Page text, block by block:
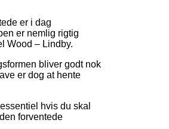
er i dag
er nemlig rigtig
Wood – Lindby.
bliver godt nok
er dog at hente
hvis du skal
forventede